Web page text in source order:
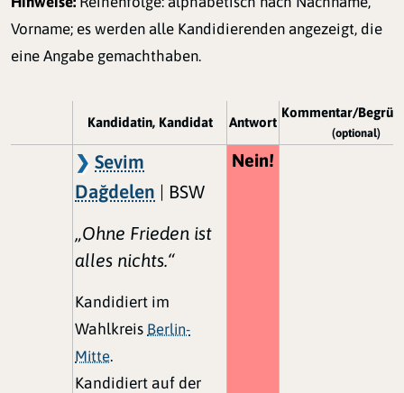
Vorname; es werden alle Kandidierenden angezeigt, die
eine Angabe gemachthaben.
Kandidatin, Kandidat Antwort
Kommentar/
(optional)
Sevim
Dağdelen | BSW
„Ohne Frieden ist
alles nichts.“
Kandidiert im
Wahlkreis Berlin-
Mitte.
Kandidiert auf der
Nein!